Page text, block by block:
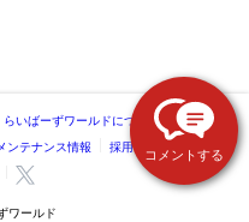
コメントする
らいばーずワールドについて
ンテナンス情報 採用情報
ワールド